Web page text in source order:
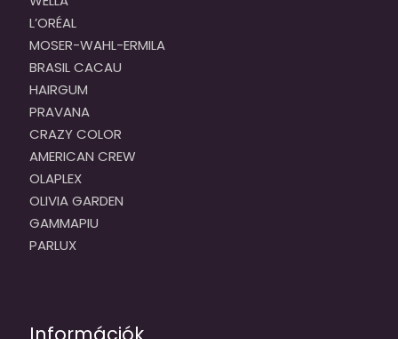
L’ORÉAL
MOSER-WAHL-ERMILA
BRASIL CACAU
HAIRGUM
PRAVANA
CRAZY COLOR
AMERICAN CREW
OLAPLEX
OLIVIA GARDEN
GAMMAPIU
PARLUX